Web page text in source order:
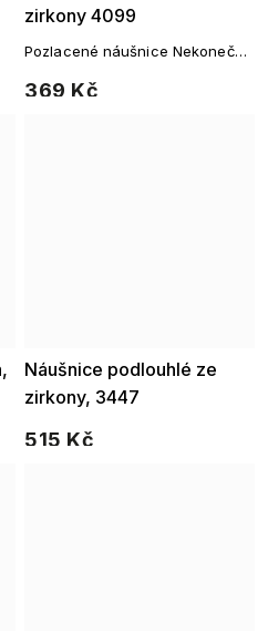
zirkony 4099
369 Kč
Pozlacené náušnice Nekonečno
Náušnice podlouhlé ze
zirkony, 3447
515 Kč